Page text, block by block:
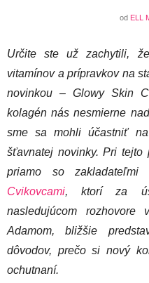
od ELL
Určite ste už zachytili,
vitamínov a prípravkov na
novinkou – Glowy Skin
kolagén nás nesmierne
sme sa mohli účastniť
šťavnatej novinky. Pri tejto
priamo so zakladateľmi
Cvikovcami, ktorí za
nasledujúcom
Adamom, bližšie
dôvodov, prečo si nový
ochutnaní.